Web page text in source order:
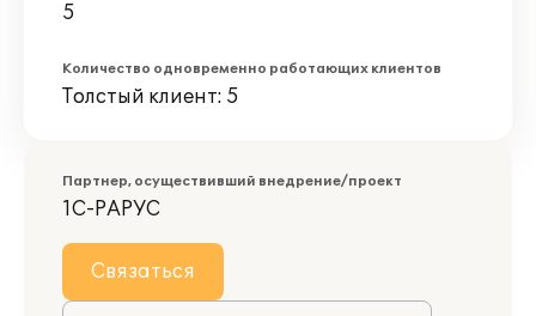
5
Количество одновременно работающих клиентов
Толстый клиент: 5
Партнер, осуществивший внедрение/проект
1С-РАРУС
Связаться